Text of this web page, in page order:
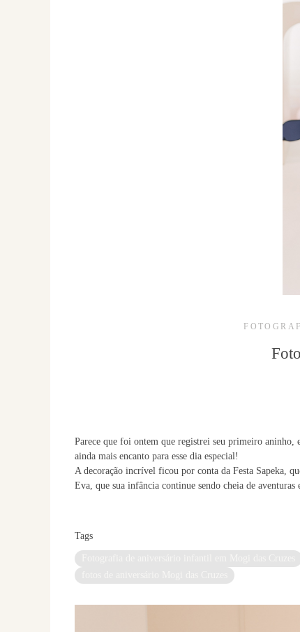
Parece que foi ontem que registrei seu primeiro aninho,
ainda mais encanto para esse dia especial!
A decoração incrível ficou por conta da Festa Sapeka,
Eva, que sua infância continue sendo cheia de aventuras
Tags